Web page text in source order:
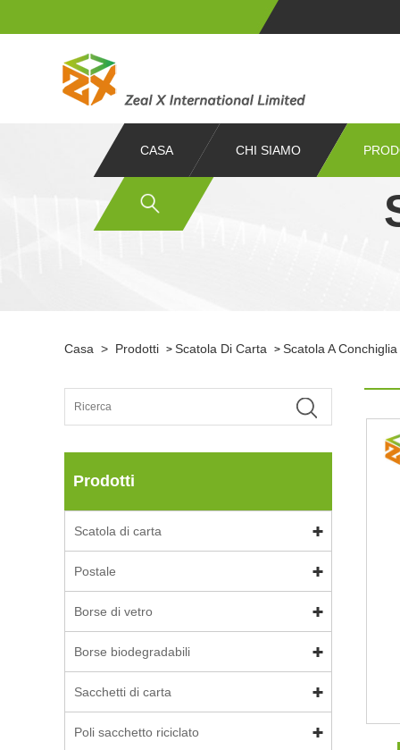
CASA CHI SIAMO
Casa > Prodotti > Scatola Di Carta > Scatola A Conchiglia
Prodotti
Scatola di carta
Postale
Borse di vetro
Borse biodegradabili
Sacchetti di carta
Poli sacchetto riciclato